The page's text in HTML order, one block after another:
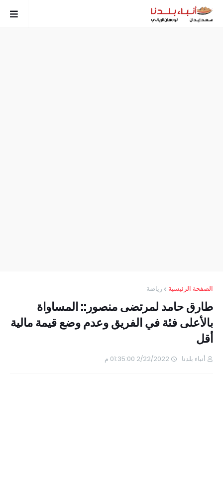
الصفحة الرئيسية رياضة
طارق حامد لمرتضى منصور:: المساواة
بالأعلى فئة في الفريق وعدم وضع قيمة مالية
أقل
أنباء بلدنا 2/22/2022 01:35:00 م